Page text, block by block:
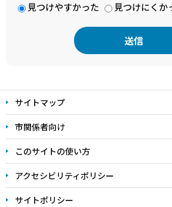
見つけやすかった
見つけにくか
文
こ
こ
ま
サイトマップ
市関係者向け
このサイトの使い方
アクセシビリティポリシー
サイトポリシー